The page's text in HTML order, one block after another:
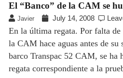
El “Banco” de la CAM se
Javier July 14, 2008
En la última regata. Por falta de
la CAM hace aguas antes de su
barco Transpac 52 CAM, se ha
regata correspondiente a la